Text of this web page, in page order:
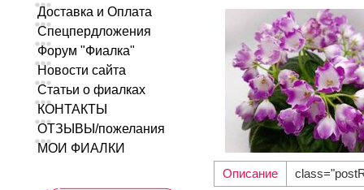
Доставка и Оплата
Спецпердложения
Форум "Фиалка"
Новости сайта
Статьи о фиалках
КОНТАКТЫ
ОТЗЫВЫ/пожелания
МОИ ФИАЛКИ
Описание